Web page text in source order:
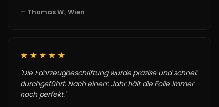
— Thomas W., Wien
★★★★★
"Die Fahrzeugbeschriftung wurde präzise und schnell
durchgeführt. Nach einem Jahr hält die Folie immer
noch perfekt."